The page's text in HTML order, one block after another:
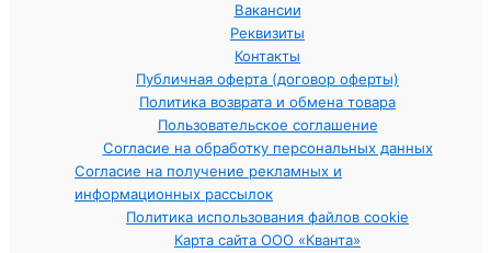
Вакансии
Реквизиты
Контакты
Публичная оферта (договор оферты)
Политика возврата и обмена товара
Пользовательское соглашение
Согласие на обработку персональных данных
Согласие на получение рекламных и
информационных рассылок
Политика использования файлов cookie
Карта сайта ООО «Кванта»